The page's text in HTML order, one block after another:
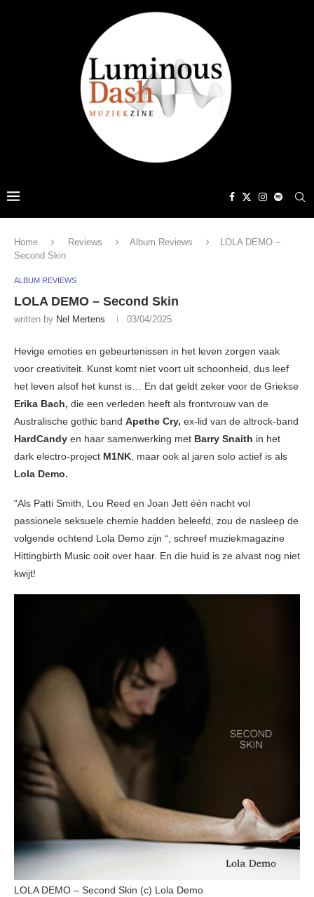
Home Reviews Album Reviews
LOLA DEMO –
Second Skin
ALBUM REVIEWS
LOLA DEMO – Second Skin
written by Nel Mertens 03/04/2025
Hevige emoties en gebeurtenissen in het leven zorgen vaak
voor creativiteit. Kunst komt niet voort uit schoonheid, dus leef
het leven alsof het kunst is… En dat geldt zeker voor de Griekse
Erika Bach, die een verleden heeft als frontvrouw van de
Australische gothic band Apethe Cry, ex-lid van de altrock-band
HardCandy en haar samenwerking met Barry Snaith in het
dark electro-project M1NK, maar ook al jaren solo actief is als
Lola Demo.
“Als Patti Smith, Lou Reed en Joan Jett één nacht vol
passionele seksuele chemie hadden beleefd, zou de nasleep de
volgende ochtend Lola Demo zijn “, schreef muziekmagazine
Hittingbirth Music ooit over haar. En die huid is ze alvast nog niet
kwijt!
LOLA DEMO – Second Skin (c) Lola Demo